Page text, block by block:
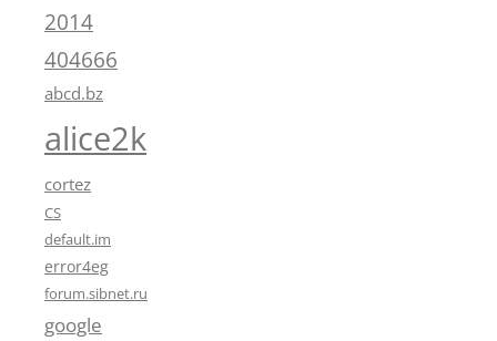
2014
404666
abcd.bz
alice2k
cortez
CS
default.im
error4eg
forum.sibnet.ru
google